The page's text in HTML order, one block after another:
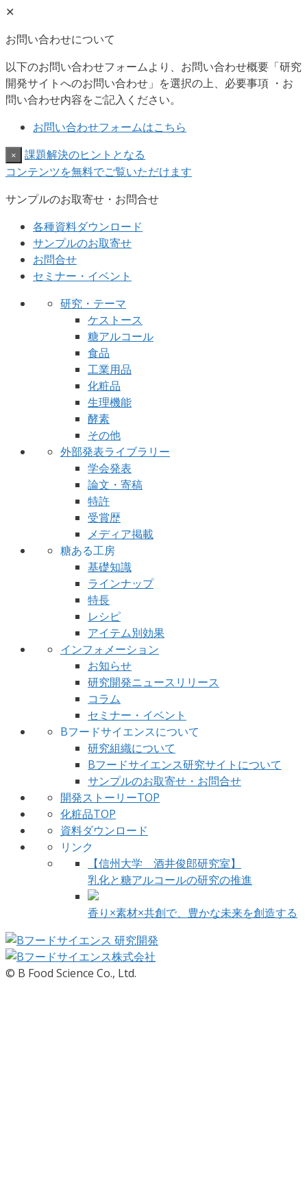
✕
お問い合わせについて
以下のお問い合わせフォームより、お問い合わせ概要「研究
開発サイトへのお問い合わせ」を選択の上、必要事項 ・お
問い合わせ内容をご記入ください。
お問い合わせフォームはこちら
×
課題解決のヒントとなる
コンテンツを無料でご覧いただけます
サンプルのお取寄せ・お問合せ
各種資料ダウンロード
サンプルのお取寄せ
お問合せ
セミナー・イベント
研究・テーマ
ケストース
糖アルコール
食品
工業用品
化粧品
生理機能
酵素
その他
外部発表ライブラリー
学会発表
論文・寄稿
特許
受賞歴
メディア掲載
糖ある工房
基礎知識
ラインナップ
特長
レシピ
アイテム別効果
インフォメーション
お知らせ
研究開発ニュースリリース
コラム
セミナー・イベント
Bフードサイエンスについて
研究組織について
Bフードサイエンス研究サイトについて
サンプルのお取寄せ・お問合せ
開発ストーリーTOP
化粧品TOP
資料ダウンロード
リンク
【信州大学 酒井俊郎研究室】
乳化と糖アルコールの研究の推進
香り×素材×共創で、豊かな未来を創造する
© B Food Science Co., Ltd.